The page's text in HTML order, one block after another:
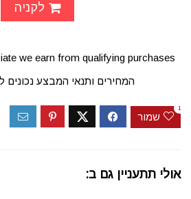
לקניה
we earn from qualifying purchases.
המחירים ותנאי המבצע נכונים
שמור
1
אולי תתעניין גם ב: